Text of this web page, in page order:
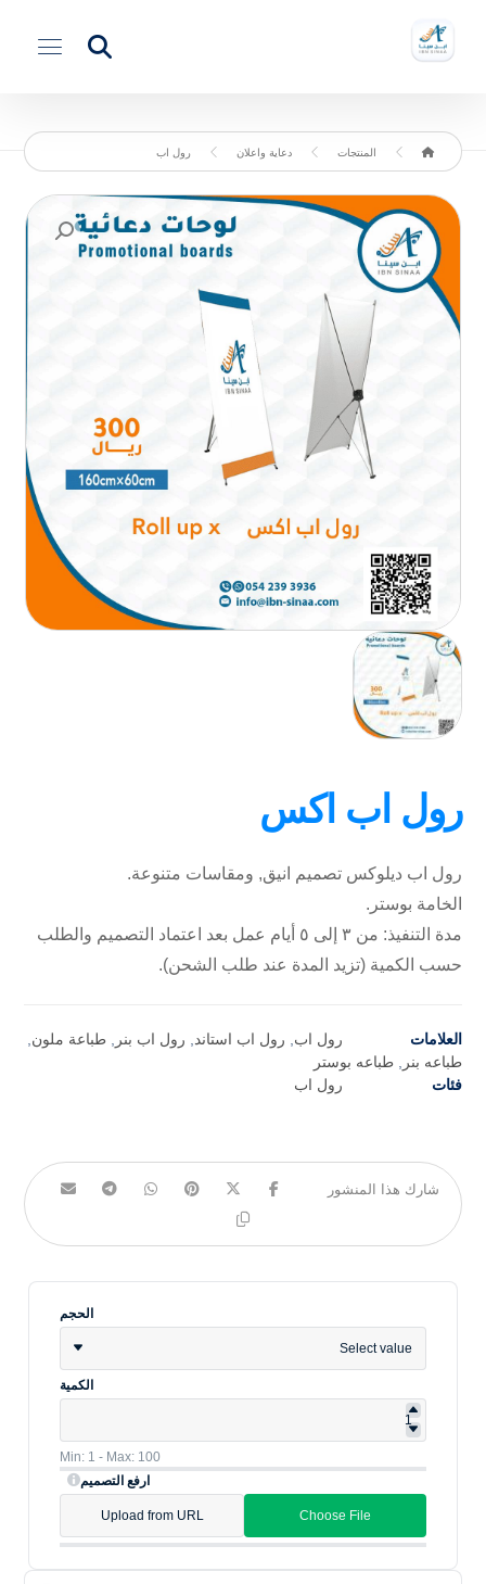
المنتجات دعاية واعلان رول اب
رول اب اكس
رول اب ديلوكس تصميم انيق, ومقاسات متنوعة.
الخامة بوستر.
مدة التنفيذ: من ٣ إلى ٥ أيام عمل بعد اعتماد التصميم والطلب
حسب الكمية (تزيد المدة عند طلب الشحن).
العلامات رول اب رول اب استاند رول اب بنر ,طباعة ملون
طباعه بنر
,طباعه بوستر
فئات
رول اب
الحجم
Select value
الكمية
Min: 1 - Max: 100
ارفع التصميم
Choose File
Upload from URL